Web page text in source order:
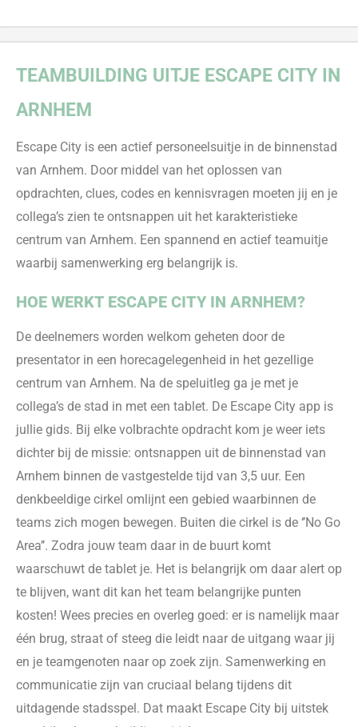
TEAMBUILDING UITJE ESCAPE CITY IN
ARNHEM
Escape City is een actief personeelsuitje in de binnenstad
van Arnhem. Door middel van het oplossen van
opdrachten, clues, codes en kennisvragen moeten jij en je
collega’s zien te ontsnappen uit het karakteristieke
centrum van Arnhem. Een spannend en actief teamuitje
waarbij samenwerking erg belangrijk is.
HOE WERKT ESCAPE CITY IN ARNHEM?
De deelnemers worden welkom geheten door de
presentator in een horecagelegenheid in het gezellige
centrum van Arnhem. Na de speluitleg ga je met je
collega’s de stad in met een tablet. De Escape City app is
jullie gids. Bij elke volbrachte opdracht kom je weer iets
dichter bij de missie: ontsnappen uit de binnenstad van
Arnhem binnen de vastgestelde tijd van 3,5 uur. Een
denkbeeldige cirkel omlijnt een gebied waarbinnen de
teams zich mogen bewegen. Buiten die cirkel is de ‘’No Go
Area’’. Zodra jouw team daar in de buurt komt
waarschuwt de tablet je. Het is belangrijk om daar alert op
te blijven, want dit kan het team belangrijke punten
kosten! Wees precies en overleg goed: er is namelijk maar
één brug, straat of steeg die leidt naar de uitgang waar jij
en je teamgenoten naar op zoek zijn. Samenwerking en
communicatie zijn van cruciaal belang tijdens dit
uitdagende stadsspel. Dat maakt Escape City bij uitstek